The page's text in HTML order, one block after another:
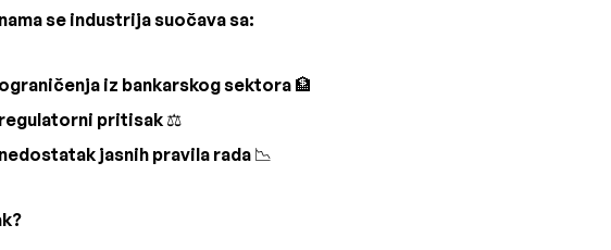
se industrija suočava sa:
ograničenja iz bankarskog sektora 🏦
regulatorni pritisak ⚖️
nedostatak jasnih pravila rada 📉